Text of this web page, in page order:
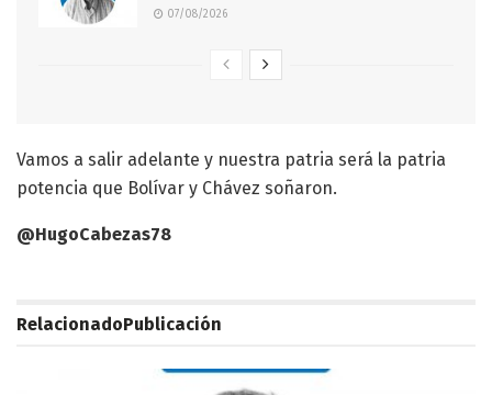
07/08/2026
Vamos a salir adelante y nuestra patria será la patria
potencia que Bolívar y Chávez soñaron.
@HugoCabezas78
RelacionadoPublicación